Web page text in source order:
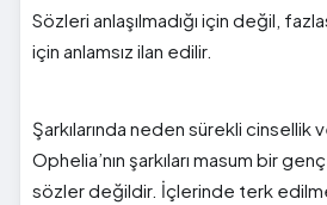
Sözleri anlaşılmadığı için değil,
için anlamsız ilan edilir.
Şarkılarında neden sürekli cinsellik
Ophelia’nın şarkıları masum bir
sözler değildir. İçlerinde terk